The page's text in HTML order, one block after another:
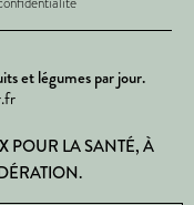
et légumes par jour.
POUR LA SANTÉ, À